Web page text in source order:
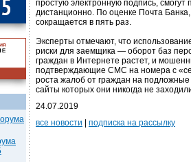
простую электронную подпись,
дистанционно. По оценке Почта
сокращается в пять раз.
Эксперты отмечают, что
риски для заемщика — оборот баз
граждан в Интернете растет, и
подтверждающие СМС на номера с
роста жалоб от граждан на
сайты которых они никогда не
24.07.2019
все новости
подписка на рассылку